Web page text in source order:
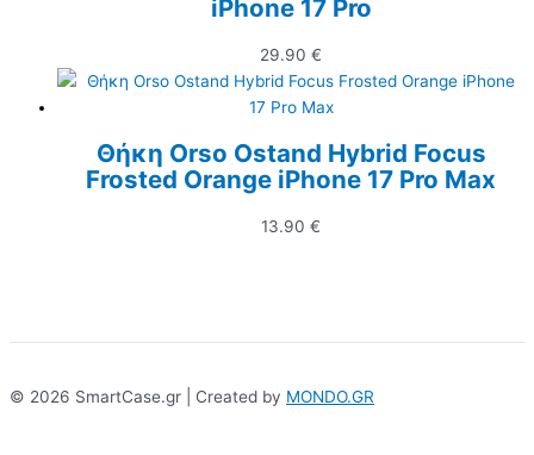
iPhone 17 Pro
29.90 €
Θήκη Orso Ostand Hybrid Focus
Frosted Orange iPhone 17 Pro Max
13.90 €
© 2026 SmartCase.gr | Created by MONDO.GR